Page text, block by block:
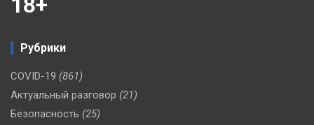
Рубрики
COVID-19 (861)
Актуальный разговор (21)
Безопасность (25)